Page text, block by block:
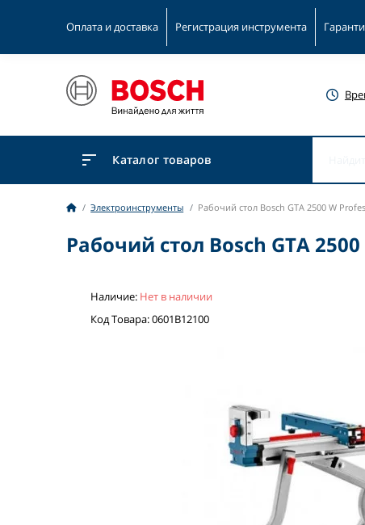
Оплата и доставка Регистрация инструмента
Каталог товаров
Электроинструменты Рабочий стол Bosch GTA 2500 W
Рабочий стол Bosch GTA
Наличие: Нет в наличии
Код Товара: 0601B12100